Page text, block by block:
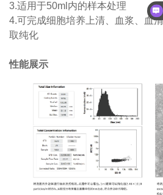
3.适用于50ml内的样本处理
4.可完成细胞培养上清、血浆、血
取纯化
性能展示